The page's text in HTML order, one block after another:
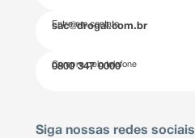
Entre em contato
sac@drogal.com.br
Compre pelo telefone
0800 347 0000
Siga nossas redes sociais